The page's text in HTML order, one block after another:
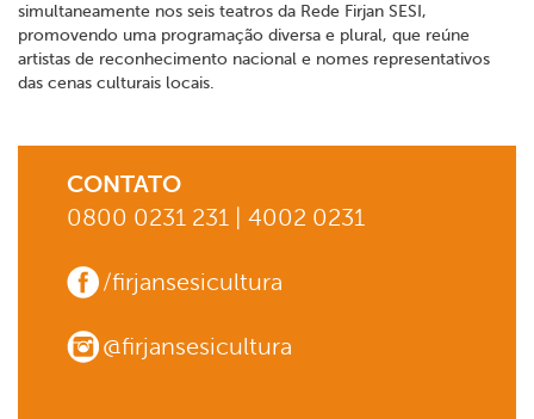
simultaneamente nos seis teatros da Rede Firjan SESI,
promovendo uma programação diversa e plural, que reúne
artistas de reconhecimento nacional e nomes representativos
das cenas culturais locais.
CONTATO
0800 0231 231 | 4002 0231
/firjansesicultura
@firjansesicultura